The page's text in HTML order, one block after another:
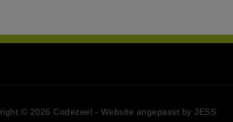
© 2026 Codezeel - Website angepasst by JESS